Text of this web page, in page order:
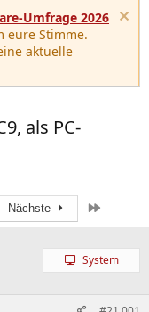
Umfrage 2026
eure Stimme.
aktuelle
als PC-
Nächste
System